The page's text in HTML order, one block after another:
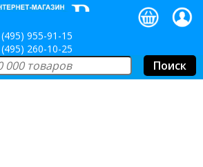
955-91-15
260-10-25